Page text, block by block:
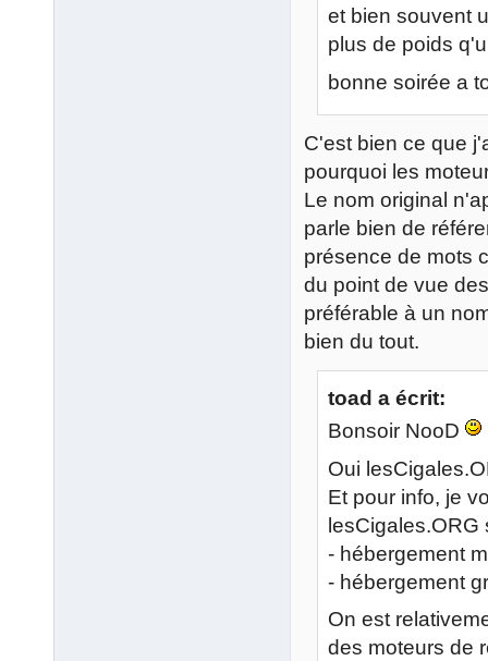
et bien souvent
plus de poids
bonne soirée a
C'est bien ce que
pourquoi les
Le nom original
parle bien de
présence de mots
du point de vue
préférable à un
bien du tout.
toad a écrit:
Bonsoir NooD
Oui
Et pour info, je
lesCigales.ORG
- hébergement
- hébergement
On est
des moteurs de